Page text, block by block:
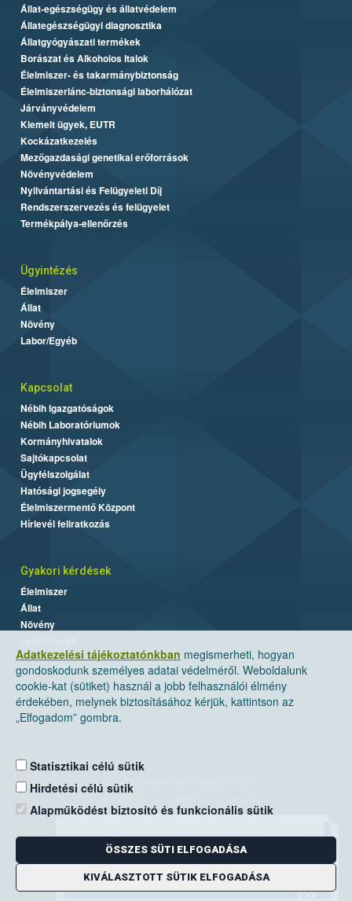
Adatkezelési tájékoztatónkban megismerheti, hogyan
gondoskodunk személyes adatai védelméről. Weboldalunk
cookie-kat (sütiket) használ a jobb felhasználói élmény
érdekében, melynek biztosításához kérjük, kattintson az
„Elfogadom” gombra.
Statisztikai célú sütik
Hirdetési célú sütik
Alapműködést biztosító és funkcionális sütik
ÖSSZES SÜTI ELFOGADÁSA
KIVÁLASZTOTT SÜTIK ELFOGADÁSA
Állat-egészségügy és állatvédelem
Állategészségügyi diagnosztika
Állatgyógyászati termékek
Borászat és Alkoholos Italok
Élelmiszer- és takarmánybiztonság
Élelmiszerlánc-biztonsági laborhálózat
Járványvédelem
Kiemelt ügyek, EUTR
Kockázatkezelés
Mezőgazdasági genetikai erőforrások
Növényvédelem
Nyilvántartási és Felügyeleti Díj
Rendszerszervezés és felügyelet
Termékpálya-ellenőrzés
Ügyintézés
Élelmiszer
Állat
Növény
Labor/Egyéb
Kapcsolat
Nébih Igazgatóságok
Nébih Laboratóriumok
Kormányhivatalok
Sajtókapcsolat
Ügyfélszolgálat
Hatósági jogsegély
Élelmiszermentő Központ
Hírlevél feliratkozás
Gyakori kérdések
Élelmiszer
Állat
Növény
Nemzeti Élelmiszerlánc-biztonsági Hivatal
Levelezési cím: 1525 Budapest. Pf. 30.
E-mail:ugyfelszolgalat@nebih.gov.hu
Zöld szám: 06-80/263-244
Telefon: 06-1/ 336-9000